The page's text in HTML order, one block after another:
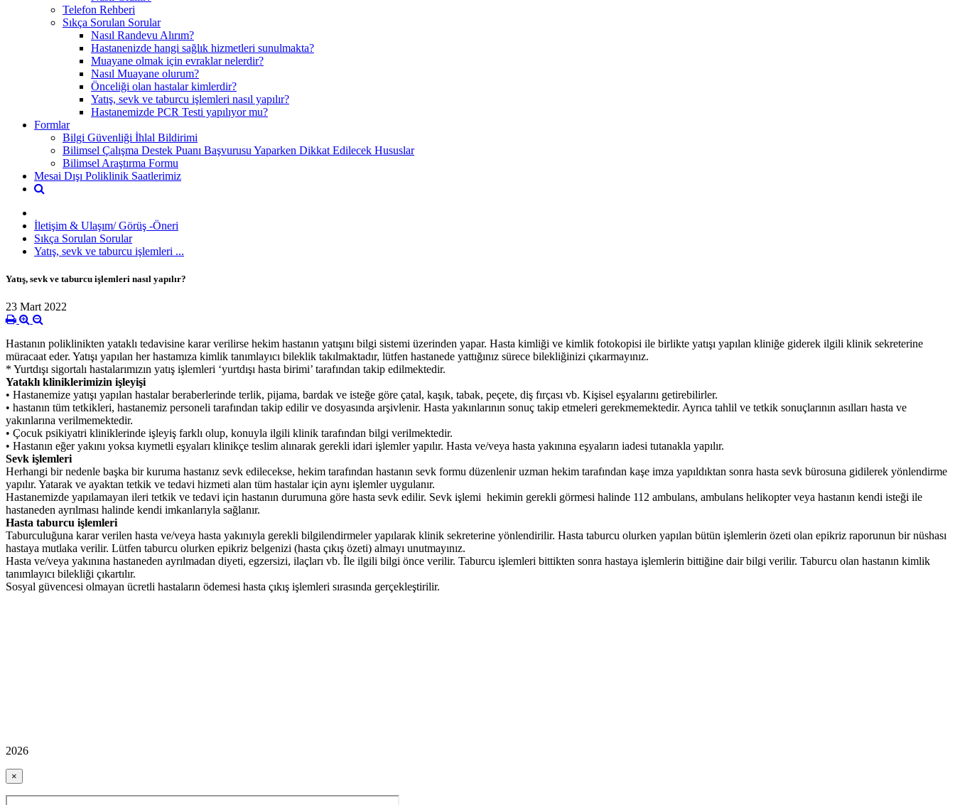
Telefon Rehberi
Sıkça Sorulan Sorular
Nasıl Randevu Alırım?
Hastanenizde hangi sağlık hizmetleri sunulmakta?
Muayane olmak için evraklar nelerdir?
Nasıl Muayane olurum?
Önceliği olan hastalar kimlerdir?
Yatış, sevk ve taburcu işlemleri nasıl yapılır?
Hastanemizde PCR Testi yapılıyor mu?
Formlar
Bilgi Güvenliği İhlal Bildirimi
Bilimsel Çalışma Destek Puanı Başvurusu Yaparken Dikkat Edilecek Hususlar
Bilimsel Araştırma Formu
Mesai Dışı Poliklinik Saatlerimiz
İletişim & Ulaşım/ Görüş -Öneri
Sıkça Sorulan Sorular
Yatış, sevk ve taburcu işlemleri ...
Yatış, sevk ve taburcu işlemleri nasıl yapılır?
23 Mart 2022
Hastanın poliklinikten yataklı tedavisine karar verilirse hekim hastanın yatışını bilgi sistemi üzerinden yapar. Hasta kimliği ve kimlik fotokopisi ile birlikte yatışı yapılan kliniğe giderek ilgili klinik sekreterine
müracaat eder. Yatışı yapılan her hastamıza kimlik tanımlayıcı bileklik takılmaktadır, lütfen hastanede yattığınız sürece bilekliğinizi çıkarmayınız.
* Yurtdışı sigortalı hastalarımızın yatış işlemleri ‘yurtdışı hasta birimi’ tarafından takip edilmektedir.
Yataklı kliniklerimizin işleyişi
• Hastanemize yatışı yapılan hastalar beraberlerinde terlik, pijama, bardak ve isteğe göre çatal, kaşık, tabak, peçete, diş fırçası vb. Kişisel eşyalarını getirebilirler.
• hastanın tüm tetkikleri, hastanemiz personeli tarafından takip edilir ve dosyasında arşivlenir. Hasta yakınlarının sonuç takip etmeleri gerekmemektedir. Ayrıca tahlil ve tetkik sonuçlarının asılları hasta ve
yakınlarına verilmemektedir.
• Çocuk psikiyatri kliniklerinde işleyiş farklı olup, konuyla ilgili klinik tarafından bilgi verilmektedir.
• Hastanın eğer yakını yoksa kıymetli eşyaları klinikçe teslim alınarak gerekli idari işlemler yapılır. Hasta ve/veya hasta yakınına eşyaların iadesi tutanakla yapılır.
Sevk işlemleri
Herhangi bir nedenle başka bir kuruma hastanız sevk edilecekse, hekim tarafından hastanın sevk formu düzenlenir uzman hekim tarafından kaşe imza yapıldıktan sonra hasta sevk bürosuna gidilerek yönlendirme
yapılır. Yatarak ve ayaktan tetkik ve tedavi hizmeti alan tüm hastalar için aynı işlemler uygulanır.
Hastanemizde yapılamayan ileri tetkik ve tedavi için hastanın durumuna göre hasta sevk edilir. Sevk işlemi hekimin gerekli görmesi halinde 112 ambulans, ambulans helikopter veya hastanın kendi isteği ile
hastaneden ayrılması halinde kendi imkanlarıyla sağlanır.
Hasta taburcu işlemleri
Taburculuğuna karar verilen hasta ve/veya hasta yakınıyla gerekli bilgilendirmeler yapılarak klinik sekreterine yönlendirilir. Hasta taburcu olurken yapılan bütün işlemlerin özeti olan epikriz raporunun bir nüshası
hastaya mutlaka verilir. Lütfen taburcu olurken epikriz belgenizi (hasta çıkış özeti) almayı unutmayınız.
Hasta ve/veya yakınına hastaneden ayrılmadan diyeti, egzersizi, ilaçları vb. İle ilgili bilgi önce verilir. Taburcu işlemleri bittikten sonra hastaya işlemlerin bittiğine dair bilgi verilir. Taburcu olan hastanın kimlik
tanımlayıcı bilekliği çıkartılır.
Sosyal güvencesi olmayan ücretli hastaların ödemesi hasta çıkış işlemleri sırasında gerçekleştirilir.
2026
×